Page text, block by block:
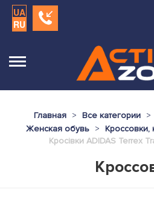
UA
RU
Главная Все категории
Женская обувь
Кроссовки,
Кросівки ADIDAS Terrex